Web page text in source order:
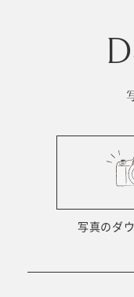
写真のダ